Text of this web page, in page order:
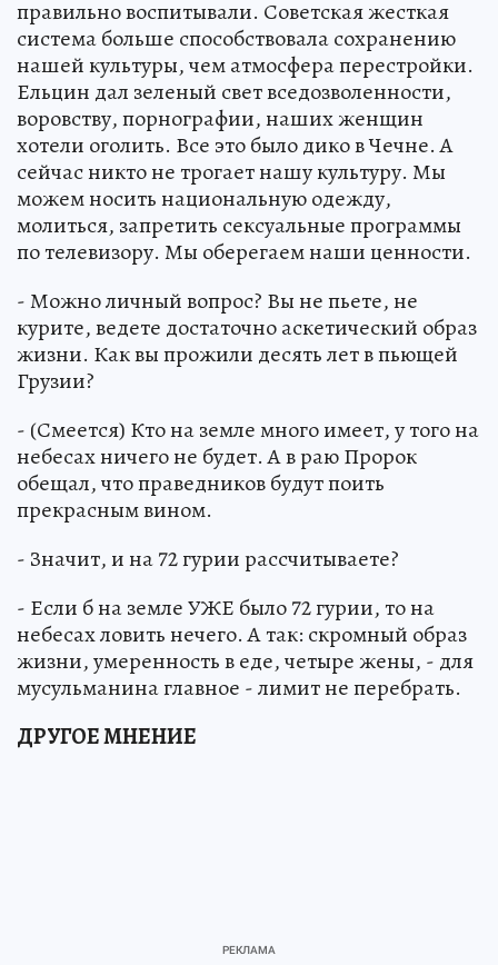
правильно воспитывали. Советская жесткая
система больше способствовала сохранению
нашей культуры, чем атмосфера перестройки.
Ельцин дал зеленый свет вседозволенности,
воровству, порнографии, наших женщин
хотели оголить. Все это было дико в Чечне. А
сейчас никто не трогает нашу культуру. Мы
можем носить национальную одежду,
молиться, запретить сексуальные программы
по телевизору. Мы оберегаем наши ценности.
- Можно личный вопрос? Вы не пьете, не
курите, ведете достаточно аскетический образ
жизни. Как вы прожили десять лет в пьющей
Грузии?
- (Смеется) Кто на земле много имеет, у того на
небесах ничего не будет. А в раю Пророк
обещал, что праведников будут поить
прекрасным вином.
- Значит, и на 72 гурии рассчитываете?
- Если б на земле УЖЕ было 72 гурии, то на
небесах ловить нечего. А так: скромный образ
жизни, умеренность в еде, четыре жены, - для
мусульманина главное - лимит не перебрать.
ДРУГОЕ МНЕНИЕ